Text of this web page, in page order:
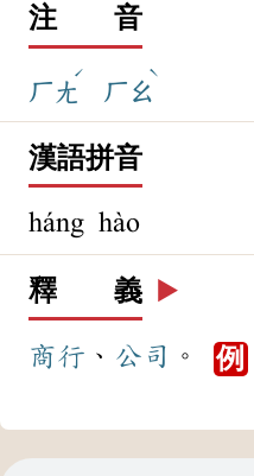
注 音
ㄏㄤ
ˊ
ㄏㄠ
ˋ
漢語拼音
háng hào
釋 義 ▶️
商行 、 公司 。 例